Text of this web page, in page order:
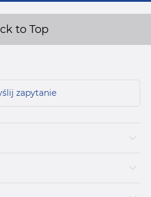
to Top
zapytanie